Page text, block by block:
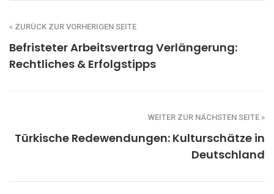
« ZURÜCK ZUR VORHERIGEN SEITE
Befristeter Arbeitsvertrag Verlängerung:
Rechtliches & Erfolgstipps
WEITER ZUR NÄCHSTEN SEITE »
Türkische Redewendungen: Kulturschätze in
Deutschland